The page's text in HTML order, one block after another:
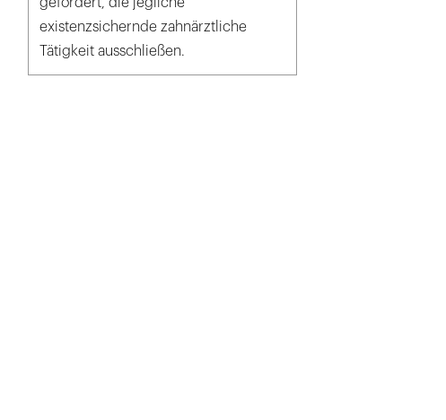
existenzsichernde zahnärztliche
Tätigkeit ausschließen.